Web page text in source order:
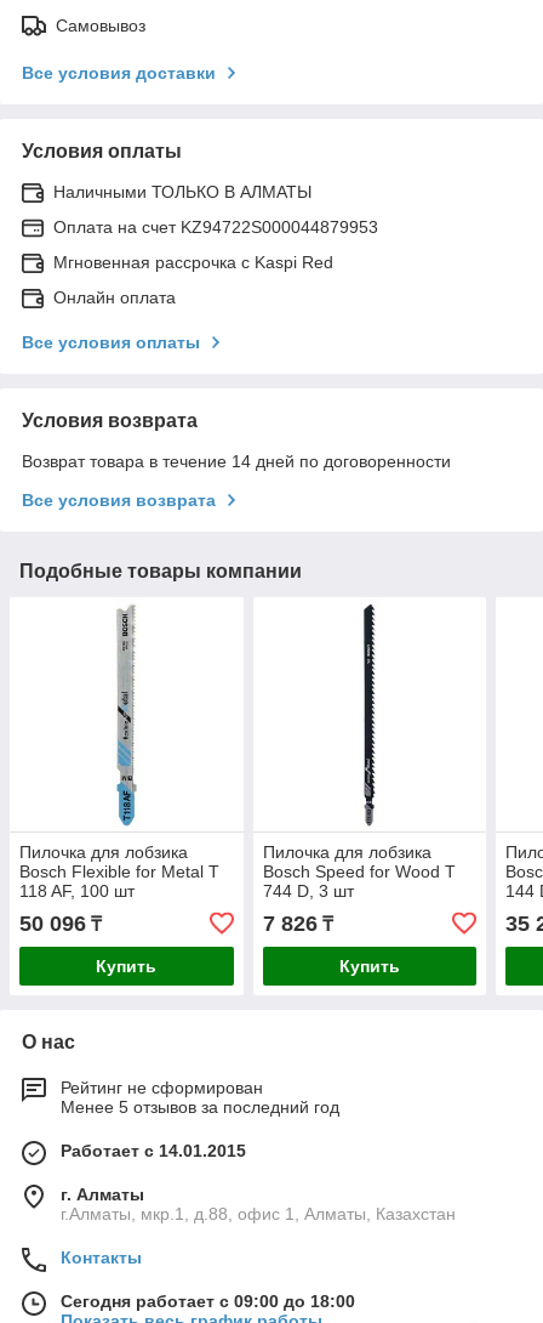
Самовывоз
Все условия доставки
Условия оплаты
Наличными ТОЛЬКО В АЛМАТЫ
Оплата на счет KZ94722S000044879953
Мгновенная рассрочка с Kaspi Red
Онлайн оплата
Все условия оплаты
Условия возврата
Возврат товара в течение 14 дней по договоренности
Все условия возврата
Подобные товары компании
Пилочка для лобзика
Bosch Flexible for Metal T
118 AF, 100 шт
50 096 ₸
Купить
Пилочка для лобзика
Bosch Speed for Wood T
744 D, 3 шт
7 826₸
Купить
144
35
О нас
Рейтинг не сформирован
Менее 5 отзывов за последний год
Работает с 14.01.2015
г. Алматы
г.Алматы, мкр.1, д.88, офис 1, Алматы, Казахстан
Контакты
Сегодня работает с 09:00 до 18:00